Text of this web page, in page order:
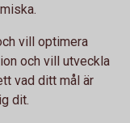
vill optimera
och vill utveckla
vad ditt mål är
dit.